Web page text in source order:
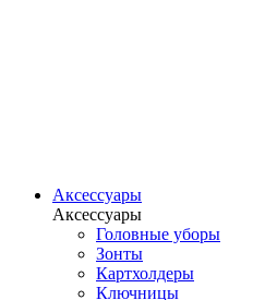
Аксессуары
Аксессуары
Головные уборы
Зонты
Картхолдеры
Ключницы